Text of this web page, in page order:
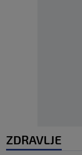
ZDRAVLJE